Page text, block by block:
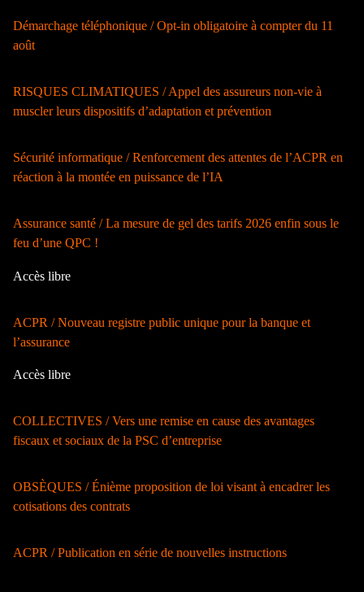
Démarchage téléphonique / Opt-in obligatoire à compter du 11
août
RISQUES CLIMATIQUES / Appel des assureurs non-vie à
muscler leurs dispositifs d’adaptation et prévention
Sécurité informatique / Renforcement des attentes de l’ACPR en
réaction à la montée en puissance de l’IA
Assurance santé / La mesure de gel des tarifs 2026 enfin sous le
feu d’une QPC !
Accès libre
ACPR / Nouveau registre public unique pour la banque et
l’assurance
Accès libre
COLLECTIVES / Vers une remise en cause des avantages
fiscaux et sociaux de la PSC d’entreprise
OBSÈQUES / Énième proposition de loi visant à encadrer les
cotisations des contrats
ACPR / Publication en série de nouvelles instructions